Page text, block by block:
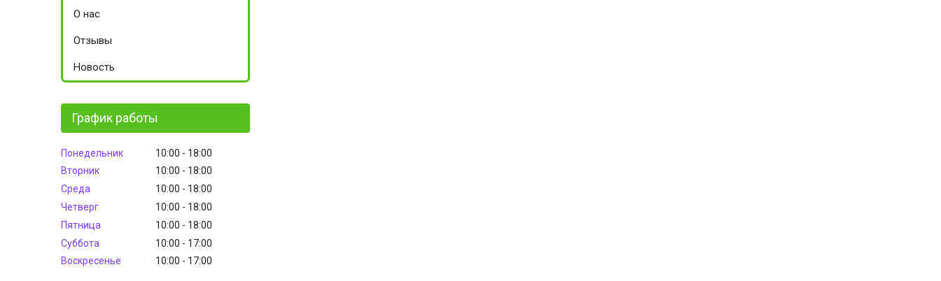
О нас
Отзывы
Новость
График работы
Понедельник 10:00
18:00
Вторник
10:00
18:00
Среда
10:00
18:00
Четверг
10:00
18:00
Пятница
10:00
18:00
Суббота
10:00
17:00
Воскресенье
10:00 17:00